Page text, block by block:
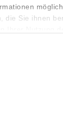
die Sie ihnen
In